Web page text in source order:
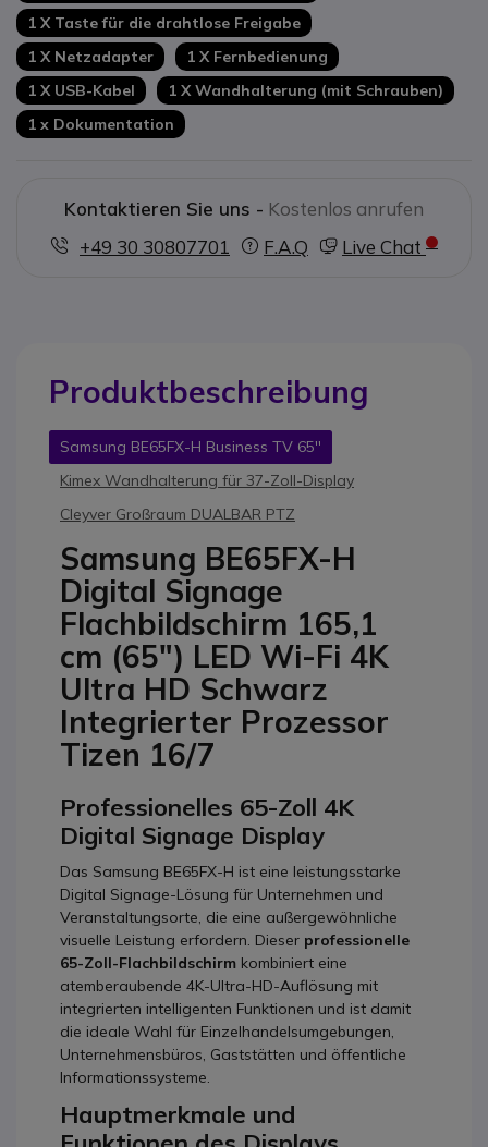
1 X Taste für die drahtlose Freigabe
1 X Netzadapter
1 X Fernbedienung
1 X USB-Kabel
1 X Wandhalterung (mit Schrauben)
1 x Dokumentation
Kontaktieren Sie uns - Kostenlos anrufen
+49 30 30807701
F.A.Q Live Chat
Produktbeschreibung
Samsung BE65FX-H Business TV 65''
Kimex Wandhalterung für 37-Zoll-Display
Cleyver Großraum DUALBAR PTZ
Samsung BE65FX-H
Digital Signage
Flachbildschirm 165,1
cm (65") LED Wi-Fi 4K
Ultra HD Schwarz
Integrierter Prozessor
Tizen 16/7
Professionelles 65-Zoll 4K
Digital Signage Display
Das Samsung BE65FX-H ist eine leistungsstarke
Digital Signage-Lösung für Unternehmen und
Veranstaltungsorte, die eine außergewöhnliche
visuelle Leistung erfordern. Dieser professionelle
65-Zoll-Flachbildschirm kombiniert eine
atemberaubende 4K-Ultra-HD-Auflösung mit
integrierten intelligenten Funktionen und ist damit
die ideale Wahl für Einzelhandelsumgebungen,
Unternehmensbüros, Gaststätten und öffentliche
Informationssysteme.
Hauptmerkmale und